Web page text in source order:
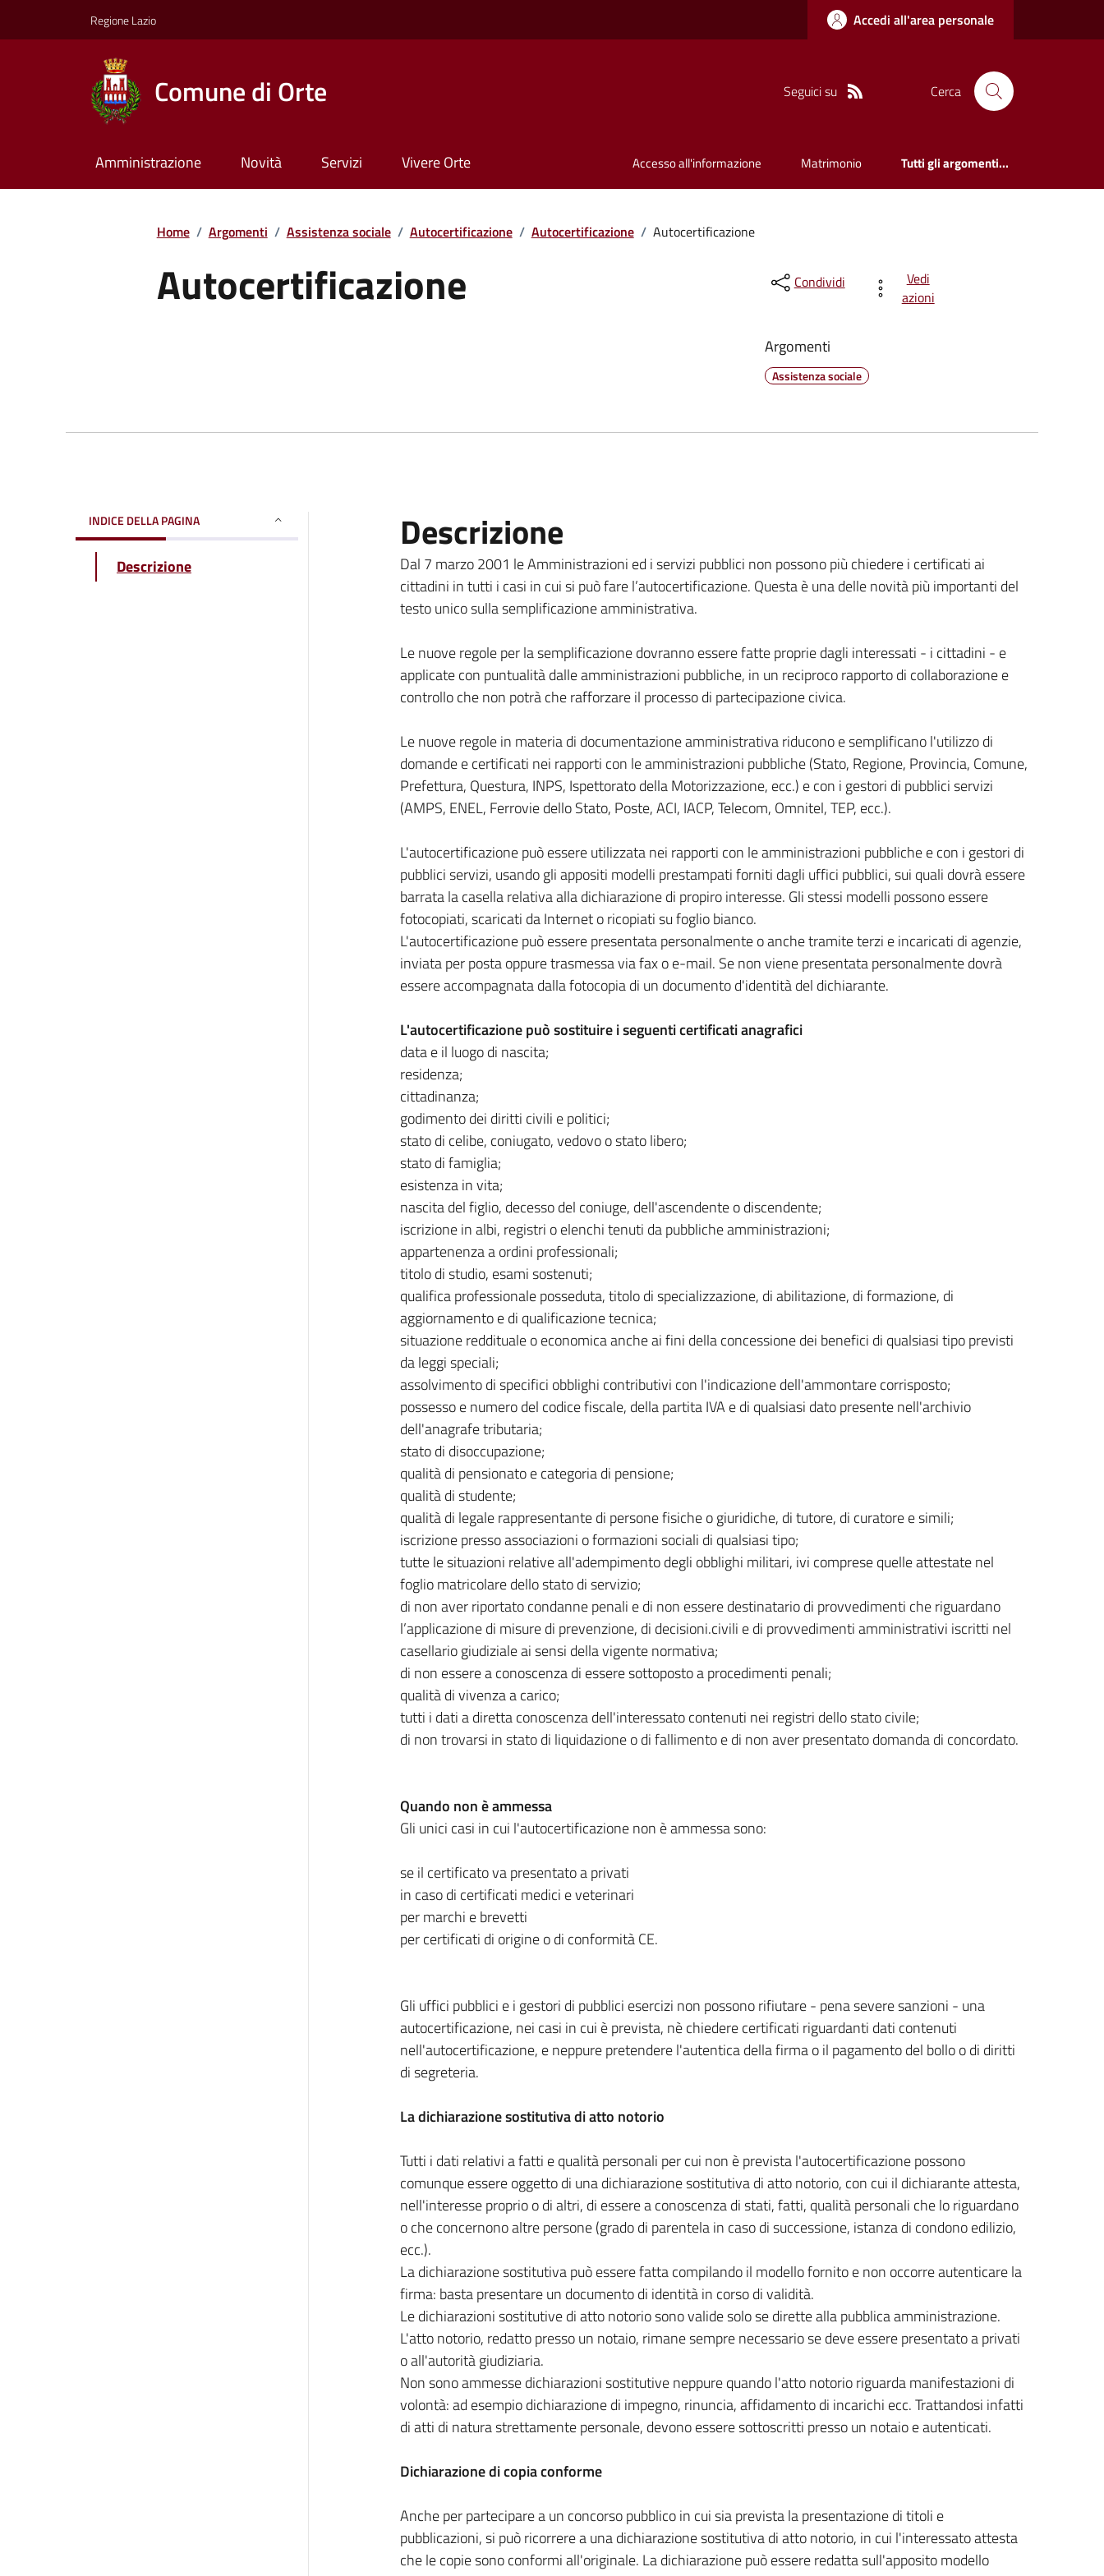
Regione Lazio Accedi all'area personale
Comune di Orte Seguici su Cerca
Amministrazione Novità Servizi Vivere Orte Accesso all'informazione Matrimonio Tutti gli argomenti...
Home / Argomenti / Assistenza sociale / Autocertificazione / Autocertificazione / Autocertificazione
Autocertificazione Condividi
Vedi
azioni
Argomenti
Assistenza sociale
INDICE DELLA PAGINA
Descrizione
Descrizione
Dal 7 marzo 2001 le Amministrazioni ed i servizi pubblici non possono più chiedere i certificati ai
cittadini in tutti i casi in cui si può fare l’autocertificazione. Questa è una delle novità più importanti del
testo unico sulla semplificazione amministrativa.
Le nuove regole per la semplificazione dovranno essere fatte proprie dagli interessati - i cittadini - e
applicate con puntualità dalle amministrazioni pubbliche, in un reciproco rapporto di collaborazione e
controllo che non potrà che rafforzare il processo di partecipazione civica.
Le nuove regole in materia di documentazione amministrativa riducono e semplificano l'utilizzo di
domande e certificati nei rapporti con le amministrazioni pubbliche (Stato, Regione, Provincia, Comune,
Prefettura, Questura, INPS, Ispettorato della Motorizzazione, ecc.) e con i gestori di pubblici servizi
(AMPS, ENEL, Ferrovie dello Stato, Poste, ACI, IACP, Telecom, Omnitel, TEP, ecc.).
L'autocertificazione può essere utilizzata nei rapporti con le amministrazioni pubbliche e con i gestori di
pubblici servizi, usando gli appositi modelli prestampati forniti dagli uffici pubblici, sui quali dovrà essere
barrata la casella relativa alla dichiarazione di propiro interesse. Gli stessi modelli possono essere
fotocopiati, scaricati da Internet o ricopiati su foglio bianco.
L'autocertificazione può essere presentata personalmente o anche tramite terzi e incaricati di agenzie,
inviata per posta oppure trasmessa via fax o e-mail. Se non viene presentata personalmente dovrà
essere accompagnata dalla fotocopia di un documento d'identità del dichiarante.
L'autocertificazione può sostituire i seguenti certificati anagrafici
data e il luogo di nascita;
residenza;
cittadinanza;
godimento dei diritti civili e politici;
stato di celibe, coniugato, vedovo o stato libero;
stato di famiglia;
esistenza in vita;
nascita del figlio, decesso del coniuge, dell'ascendente o discendente;
iscrizione in albi, registri o elenchi tenuti da pubbliche amministrazioni;
appartenenza a ordini professionali;
titolo di studio, esami sostenuti;
qualifica professionale posseduta, titolo di specializzazione, di abilitazione, di formazione, di
aggiornamento e di qualificazione tecnica;
situazione reddituale o economica anche ai fini della concessione dei benefici di qualsiasi tipo previsti
da leggi speciali;
assolvimento di specifici obblighi contributivi con l'indicazione dell'ammontare corrisposto;
possesso e numero del codice fiscale, della partita IVA e di qualsiasi dato presente nell'archivio
dell'anagrafe tributaria;
stato di disoccupazione;
qualità di pensionato e categoria di pensione;
qualità di studente;
qualità di legale rappresentante di persone fisiche o giuridiche, di tutore, di curatore e simili;
iscrizione presso associazioni o formazioni sociali di qualsiasi tipo;
tutte le situazioni relative all'adempimento degli obblighi militari, ivi comprese quelle attestate nel
foglio matricolare dello stato di servizio;
di non aver riportato condanne penali e di non essere destinatario di provvedimenti che riguardano
l’applicazione di misure di prevenzione, di decisioni.civili e di provvedimenti amministrativi iscritti nel
casellario giudiziale ai sensi della vigente normativa;
di non essere a conoscenza di essere sottoposto a procedimenti penali;
qualità di vivenza a carico;
tutti i dati a diretta conoscenza dell'interessato contenuti nei registri dello stato civile;
di non trovarsi in stato di liquidazione o di fallimento e di non aver presentato domanda di concordato.
Quando non è ammessa
Gli unici casi in cui l'autocertificazione non è ammessa sono:
se il certificato va presentato a privati
in caso di certificati medici e veterinari
per marchi e brevetti
per certificati di origine o di conformità CE.
Gli uffici pubblici e i gestori di pubblici esercizi non possono rifiutare - pena severe sanzioni - una
autocertificazione, nei casi in cui è prevista, nè chiedere certificati riguardanti dati contenuti
nell'autocertificazione, e neppure pretendere l'autentica della firma o il pagamento del bollo o di diritti
di segreteria.
La dichiarazione sostitutiva di atto notorio
Tutti i dati relativi a fatti e qualità personali per cui non è prevista l'autocertificazione possono
comunque essere oggetto di una dichiarazione sostitutiva di atto notorio, con cui il dichiarante attesta,
nell'interesse proprio o di altri, di essere a conoscenza di stati, fatti, qualità personali che lo riguardano
o che concernono altre persone (grado di parentela in caso di successione, istanza di condono edilizio,
ecc.).
La dichiarazione sostitutiva può essere fatta compilando il modello fornito e non occorre autenticare la
firma: basta presentare un documento di identità in corso di validità.
Le dichiarazioni sostitutive di atto notorio sono valide solo se dirette alla pubblica amministrazione.
L'atto notorio, redatto presso un notaio, rimane sempre necessario se deve essere presentato a privati
o all'autorità giudiziaria.
Non sono ammesse dichiarazioni sostitutive neppure quando l'atto notorio riguarda manifestazioni di
volontà: ad esempio dichiarazione di impegno, rinuncia, affidamento di incarichi ecc. Trattandosi infatti
di atti di natura strettamente personale, devono essere sottoscritti presso un notaio e autenticati.
Dichiarazione di copia conforme
Anche per partecipare a un concorso pubblico in cui sia prevista la presentazione di titoli e
pubblicazioni, si può ricorrere a una dichiarazione sostitutiva di atto notorio, in cui l'interessato attesta
che le copie sono conformi all'originale. La dichiarazione può essere redatta sull'apposito modello